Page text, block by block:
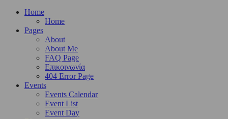
Home
Home
Pages
About
About Me
FAQ Page
Επικοινωνία
404 Error Page
Events
Events Calendar
Event List
Event Day